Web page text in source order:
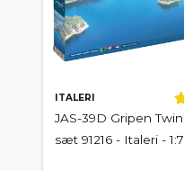
ITALERI
JAS-39D Gripen
sæt 91216 - Italeri -